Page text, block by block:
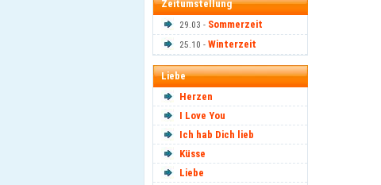
Zeitumstellung
29.03 - Sommerzeit
25.10 - Winterzeit
Liebe
Herzen
I Love You
Ich hab Dich lieb
Küsse
Liebe